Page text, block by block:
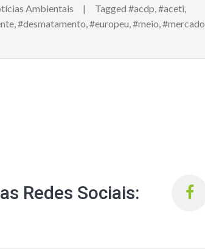
Ambientais Tagged #acdp,#aceti,
,#desmatamento,#europeu,#meio,#mercado
Redes Sociais: